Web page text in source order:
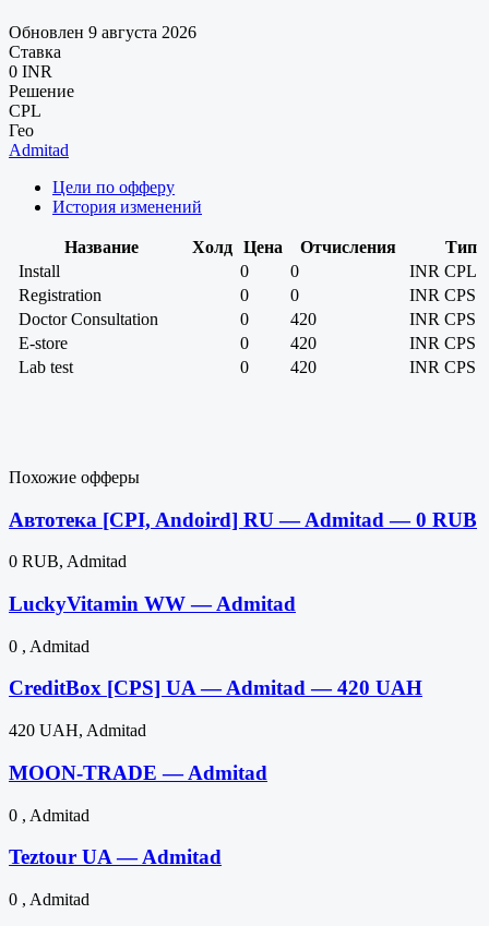
Обновлен 9 августа 2026
Ставка
0 INR
Решение
CPL
Гео
Admitad
Цели по офферу
История изменений
Название Холд Цена Отчисления
Тип
Install
0 0 INR CPL
Registration
0 0 INR CPS
Doctor Consultation
0 420 INR CPS
E-store
0 420 INR CPS
Lab test
0 420 INR CPS
Похожие офферы
Автотека [CPI, Andoird] RU — Admitad — 0 RUB
0 RUB, Admitad
LuckyVitamin WW — Admitad
0 , Admitad
CreditBox [CPS] UA — Admitad — 420 UAH
420 UAH, Admitad
MOON-TRADE — Admitad
0 , Admitad
Teztour UA — Admitad
0 , Admitad